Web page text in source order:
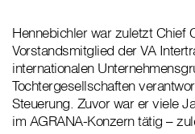
Hennebichler war zuletzt Chief
Vorstandsmitglied der VA
internationalen
Tochtergesellschaften
Steuerung. Zuvor war er viele
im AGRANA-Konzern tätig –